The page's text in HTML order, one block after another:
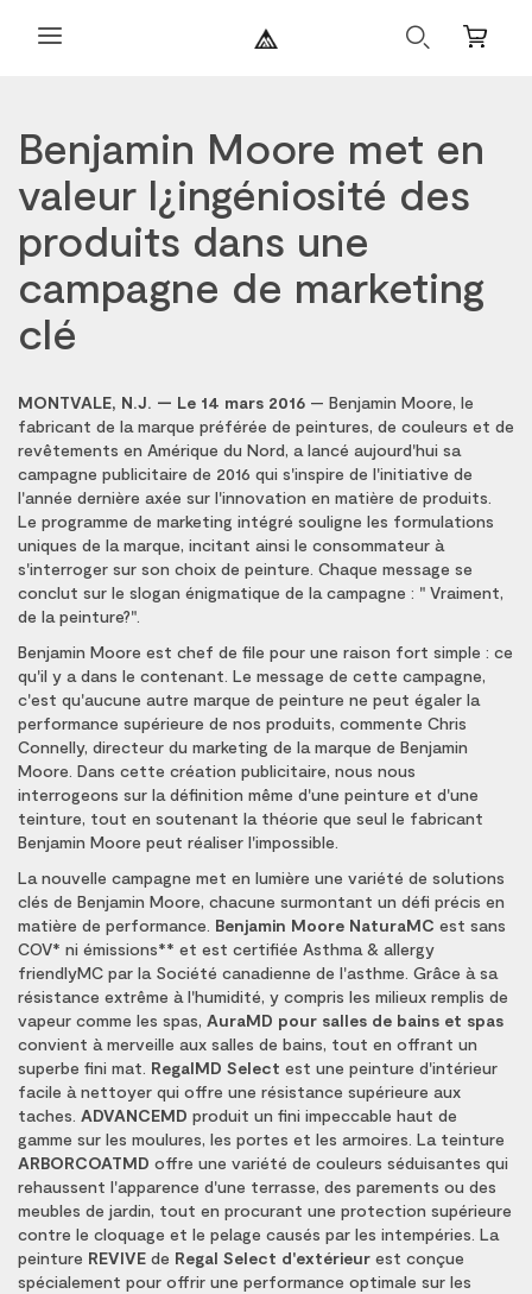
Recherche
Petit
Benjamin Moore met en
valeur l¿ingéniosité des
produits dans une
campagne de marketing
clé
MONTVALE, N.J. — Le 14 mars 2016 — Benjamin Moore, le
fabricant de la marque préférée de peintures, de couleurs et de
revêtements en Amérique du Nord, a lancé aujourd'hui sa
campagne publicitaire de 2016 qui s'inspire de l'initiative de
l'année dernière axée sur l'innovation en matière de produits.
Le programme de marketing intégré souligne les formulations
uniques de la marque, incitant ainsi le consommateur à
s'interroger sur son choix de peinture. Chaque message se
conclut sur le slogan énigmatique de la campagne : " Vraiment,
de la peinture?".
Benjamin Moore est chef de file pour une raison fort simple : ce
qu'il y a dans le contenant. Le message de cette campagne,
c'est qu'aucune autre marque de peinture ne peut égaler la
performance supérieure de nos produits, commente Chris
Connelly, directeur du marketing de la marque de Benjamin
Moore. Dans cette création publicitaire, nous nous
interrogeons sur la définition même d'une peinture et d'une
teinture, tout en soutenant la théorie que seul le fabricant
Benjamin Moore peut réaliser l'impossible.
La nouvelle campagne met en lumière une variété de solutions
clés de Benjamin Moore, chacune surmontant un défi précis en
matière de performance. Benjamin Moore NaturaMC est sans
COV* ni émissions** et est certifiée Asthma & allergy
friendlyMC par la Société canadienne de l'asthme. Grâce à sa
résistance extrême à l'humidité, y compris les milieux remplis de
vapeur comme les spas, AuraMD pour salles de bains et spas
convient à merveille aux salles de bains, tout en offrant un
superbe fini mat. RegalMD Select est une peinture d'intérieur
facile à nettoyer qui offre une résistance supérieure aux
taches. ADVANCEMD produit un fini impeccable haut de
gamme sur les moulures, les portes et les armoires. La teinture
ARBORCOATMD offre une variété de couleurs séduisantes qui
rehaussent l'apparence d'une terrasse, des parements ou des
meubles de jardin, tout en procurant une protection supérieure
contre le cloquage et le pelage causés par les intempéries. La
peinture REVIVE de Regal Select d'extérieur est conçue
spécialement pour offrir une performance optimale sur les